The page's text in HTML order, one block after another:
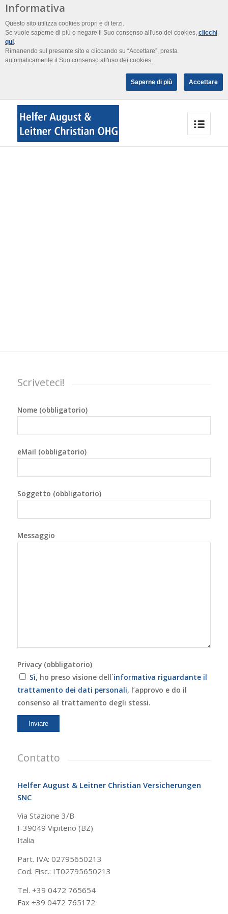
Informativa
Questo sito utilizza cookies propri e di terzi.
Se vuole saperne di più o negare il Suo consenso all'uso dei cookies, clicchi
qui.
Rimanendo sul presente sito e cliccando su “Accettare”, presta
automaticamente il Suo consenso all'uso dei cookies.
Saperne di più Accettare
Scriveteci!
Nome (obbligatorio)
eMail (obbligatorio)
Soggetto (obbligatorio)
Messaggio
Privacy (obbligatorio)
Sì, ho preso visione dell´informativa riguardante il
trattamento dei dati personali, l’approvo e do il
consenso al trattamento degli stessi.
Contatto
Helfer August & Leitner Christian Versicherungen
SNC
Via Stazione 3/B
I-39049 Vipiteno (BZ)
Italia
Part. IVA: 02795650213
Cod. Fisc.: IT02795650213
Tel. +39 0472 765654
Fax +39 0472 765172